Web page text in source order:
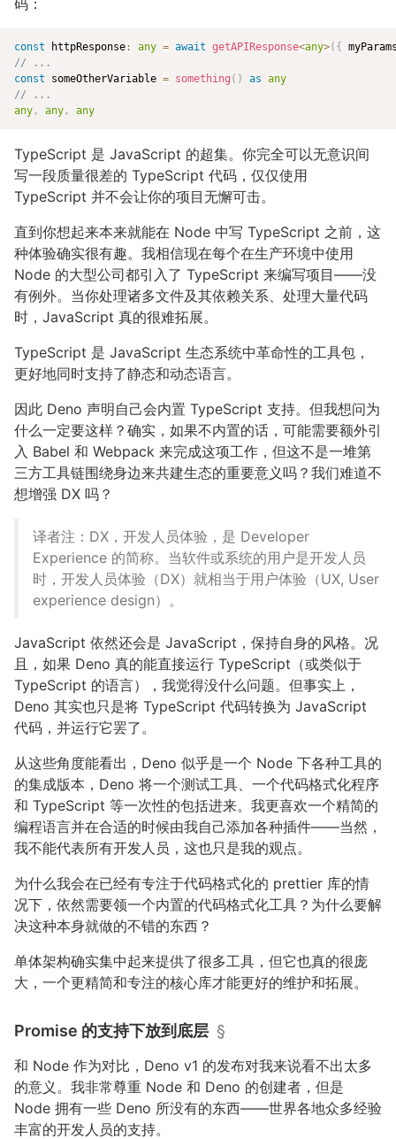
码：
const httpResponse: any = await getAPIResponse<any>( {
// ...
const someOtherVariable = something ( ) as any
// ...
any , any , any
TypeScript 是 JavaScript 的超集。你完全可以无意识间
写一段质量很差的 TypeScript 代码，仅仅使用
TypeScript 并不会让你的项目无懈可击。
直到你想起来本来就能在 Node 中写 TypeScript 之前，这
种体验确实很有趣。我相信现在每个在生产环境中使用
Node 的大型公司都引入了 TypeScript 来编写项目——没
有例外。当你处理诸多文件及其依赖关系、处理大量代码
时，JavaScript 真的很难拓展。
TypeScript 是 JavaScript 生态系统中革命性的工具包，
更好地同时支持了静态和动态语言。
因此 Deno 声明自己会内置 TypeScript 支持。但我想问为
什么一定要这样？确实，如果不内置的话，可能需要额外引
入 Babel 和 Webpack 来完成这项工作，但这不是一堆第
三方工具链围绕身边来共建生态的重要意义吗？我们难道不
想增强 DX 吗？
译者注：DX，开发人员体验，是 Developer
Experience 的简称。当软件或系统的用户是开发人员
时，开发人员体验（DX）就相当于用户体验（UX, User
experience design）。
JavaScript 依然还会是 JavaScript，保持自身的风格。况
且，如果 Deno 真的能直接运行 TypeScript（或类似于
TypeScript 的语言），我觉得没什么问题。但事实上，
Deno 其实也只是将 TypeScript 代码转换为 JavaScript
代码，并运行它罢了。
从这些角度能看出，Deno 似乎是一个 Node 下各种工具的
的集成版本，Deno 将一个测试工具、一个代码格式化程序
和 TypeScript 等一次性的包括进来。我更喜欢一个精简的
编程语言并在合适的时候由我自己添加各种插件——当然，
我不能代表所有开发人员，这也只是我的观点。
为什么我会在已经有专注于代码格式化的 prettier 库的情
况下，依然需要领一个内置的代码格式化工具？为什么要解
决这种本身就做的不错的东西？
单体架构确实集中起来提供了很多工具，但它也真的很庞
大，一个更精简和专注的核心库才能更好的维护和拓展。
Promise 的支持下放到底层 §
和 Node 作为对比，Deno v1 的发布对我来说看不出太多
的意义。我非常尊重 Node 和 Deno 的创建者，但是
Node 拥有一些 Deno 所没有的东西——世界各地众多经验
丰富的开发人员的支持。